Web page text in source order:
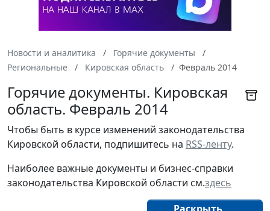
Новости и аналитика
Горячие документы
Региональные
Кировская область Февраль 2014
Горячие документы. Кировская
область. Февраль 2014
Чтобы быть в курсе изменений законодательства
Кировской области, подпишитесь на RSS-ленту.
Наиболее важные документы и бизнес-справки
законодательства Кировской области см.здесь